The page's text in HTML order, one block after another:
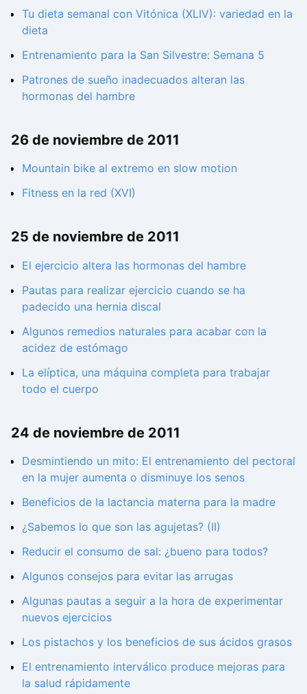
Tu dieta semanal con Vitónica (XLIV): variedad en la
dieta
Entrenamiento para la San Silvestre: Semana 5
Patrones de sueño inadecuados alteran las
hormonas del hambre
26 de noviembre de 2011
Mountain bike al extremo en slow motion
Fitness en la red (XVI)
25 de noviembre de 2011
El ejercicio altera las hormonas del hambre
Pautas para realizar ejercicio cuando se ha
padecido una hernia discal
Algunos remedios naturales para acabar con la
acidez de estómago
La elíptica, una máquina completa para trabajar
todo el cuerpo
24 de noviembre de 2011
Desmintiendo un mito: El entrenamiento del pectoral
en la mujer aumenta o disminuye los senos
Beneficios de la lactancia materna para la madre
¿Sabemos lo que son las agujetas? (II)
Reducir el consumo de sal: ¿bueno para todos?
Algunos consejos para evitar las arrugas
Algunas pautas a seguir a la hora de experimentar
nuevos ejercicios
Los pistachos y los beneficios de sus ácidos grasos
El entrenamiento interválico produce mejoras para
la salud rápidamente